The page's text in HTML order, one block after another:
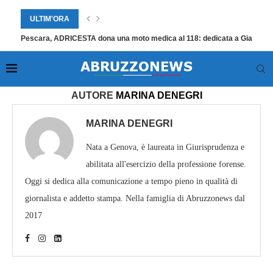
ULTIM'ORA
Pescara, ADRICESTA dona una moto medica al 118: dedicata a
Home Archivi per Marina Denegri»Pagina 1651
AUTORE MARINA DENEGRI
MARINA DENEGRI
Nata a Genova, è laureata in Giurisprudenza e
abilitata all'esercizio della professione forense.
Oggi si dedica alla comunicazione a tempo pieno in qualità di
giornalista e addetto stampa. Nella famiglia di Abruzzonews dal
2017